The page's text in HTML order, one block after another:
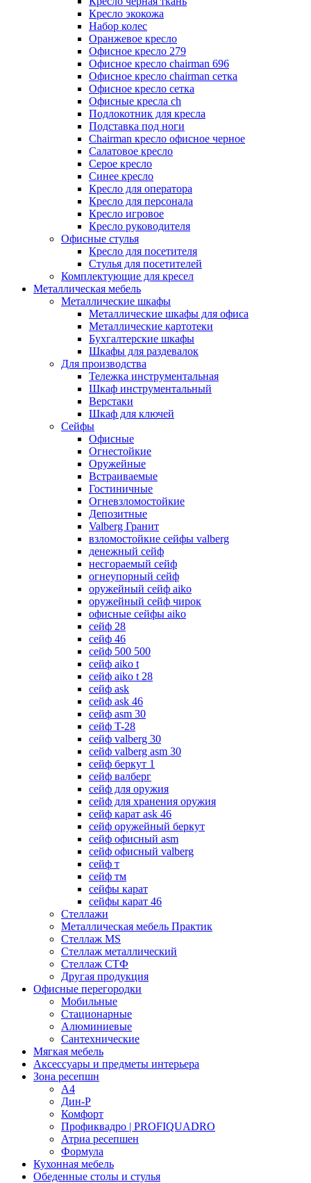
Кресло экокожа
Набор колес
Оранжевое кресло
Офисное кресло 279
Офисное кресло chairman 696
Офисное кресло chairman сетка
Офисное кресло сетка
Офисные кресла ch
Подлокотник для кресла
Подставка под ноги
Сhairman кресло офисное черное
Салатовое кресло
Серое кресло
Синее кресло
Кресло для оператора
Кресло для персонала
Кресло игровое
Кресло руководителя
Офисные стулья
Кресло для посетителя
Стулья для посетителей
Комплектующие для кресел
Металлическая мебель
Металлические шкафы
Металлические шкафы для офиса
Металлические картотеки
Бухгалтерские шкафы
Шкафы для раздевалок
Для производства
Тележка инструментальная
Шкаф инструментальный
Верстаки
Шкаф для ключей
Сейфы
Офисные
Огнестойкие
Оружейные
Встраиваемые
Гостиничные
Огневзломостойкие
Депозитные
Valberg Гранит
взломостойкие сейфы valberg
денежный сейф
несгораемый сейф
огнеупорный сейф
оружейный сейф aiko
оружейный сейф чирок
офисные сейфы aiko
сейф 28
сейф 46
сейф 500 500
сейф aiko t
сейф aiko t 28
сейф ask
сейф ask 46
сейф asm 30
сейф T-28
сейф valberg 30
сейф valberg asm 30
сейф беркут 1
сейф валберг
сейф для оружия
сейф для хранения оружия
сейф карат ask 46
сейф оружейный беркут
сейф офисный asm
сейф офисный valberg
сейф т
сейф тм
сейфы карат
сейфы карат 46
Стеллажи
Металлическая мебель Практик
Стеллаж MS
Стеллаж металлический
Стеллаж СТФ
Другая продукция
Офисные перегородки
Мобильные
Стационарные
Алюминиевые
Сантехнические
Мягкая мебель
Аксессуары и предметы интерьера
Зона ресепшн
А4
Дин-Р
Комфорт
Профиквадро | PROFIQUADRO
Атриа ресепшен
Формула
Кухонная мебель
Обеденные столы и стулья